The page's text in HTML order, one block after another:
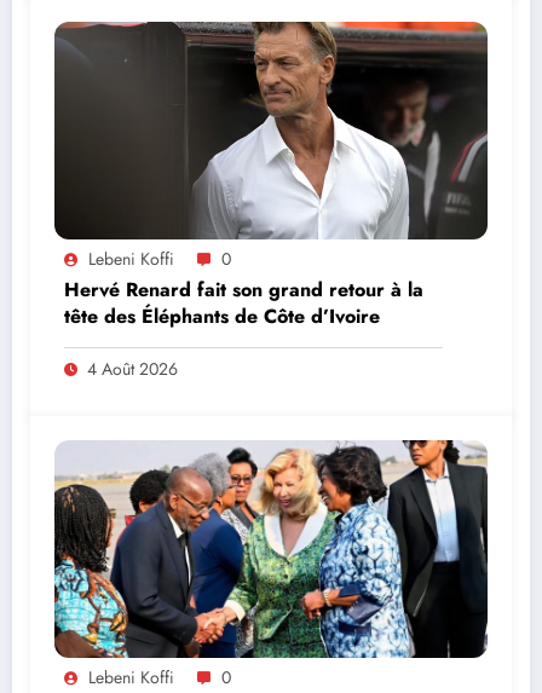
Lebeni Koffi 0
Hervé Renard fait son grand retour à la
tête des Éléphants de Côte d’Ivoire
4 Août 2026
Lebeni Koffi 0